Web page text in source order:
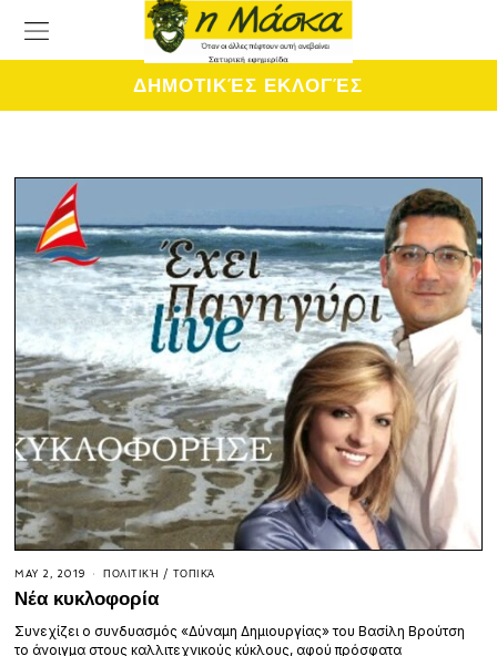
ΔΗΜΟΤΙΚΈΣ ΕΚΛΟΓΈΣ
MAY 2, 2019 ΠΟΛΙΤΙΚΉ / ΤΟΠΙΚΆ
Νέα κυκλοφορία
Συνεχίζει ο συνδυασμός «Δύναμη Δημιουργίας» του Βασίλη Βρούτση
το άνοιγμα στους καλλιτεχνικούς κύκλους, αφού πρόσφατα